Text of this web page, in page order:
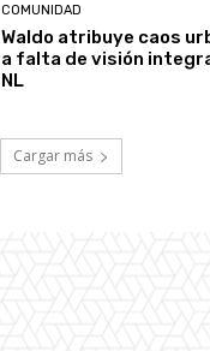
COMUNIDAD
Waldo atribuye caos
a falta de visión
NL
Cargar más